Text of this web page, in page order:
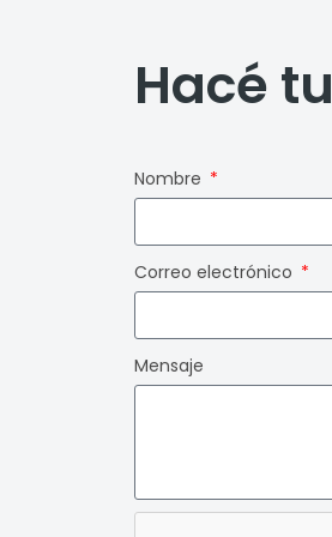
Hacé tu
Nombre
Correo electrónico
Mensaje